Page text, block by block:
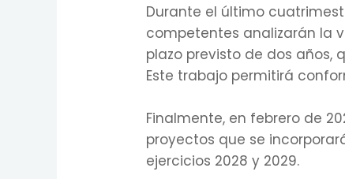
Durante el último
competentes analizarán la
plazo previsto de dos años,
Este trabajo permitirá
Finalmente, en febrero de
proyectos que se
ejercicios 2028 y 2029.